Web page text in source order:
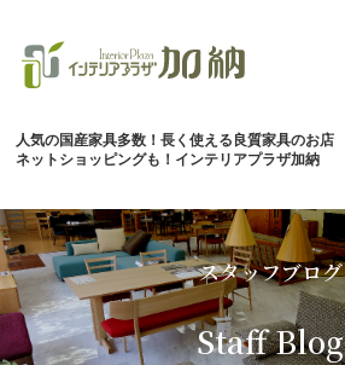
人気の国産家具多数！長く使える良質家具のお店
ネットショッピングも！インテリアプラザ加納
スタッフブログ
Staff Blog